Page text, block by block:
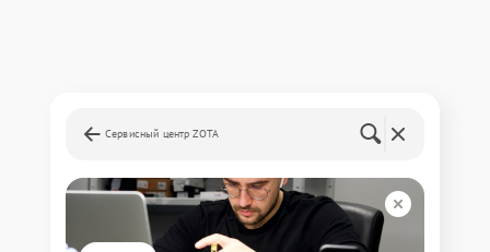
Сервисный центр ZOTA